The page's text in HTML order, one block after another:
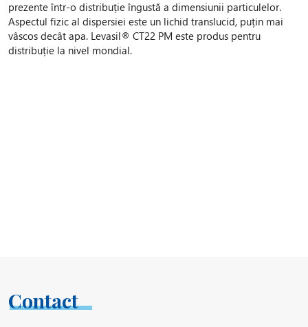
prezente într-o distribuție îngustă a dimensiunii particulelor.
Aspectul fizic al dispersiei este un lichid translucid, puțin mai
vâscos decât apa. Levasil® CT22 PM este produs pentru
distribuție la nivel mondial.
Contact